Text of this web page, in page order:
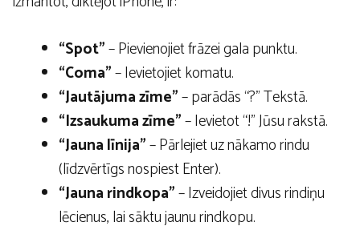
“Spot”– Pievienojiet frāzei gala punktu.
“Coma”– Ievietojiet komatu.
“Jautājuma zīme”– parādās “?” Tekstā.
“Izsaukuma zīme”– Ievietot “!” Jūsu rakstā.
“Jauna līnija”– Pārlejiet uz nākamo rindu
(līdzvērtīgs nospiest Enter).
“Jauna rindkopa”– Izveidojiet divus rindiņu
lēcienus, lai sāktu jaunu rindkopu.